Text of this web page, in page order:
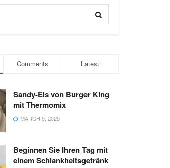
Comments Latest
Sandy-Eis von Burger King
mit Thermomix
MARCH 5, 2025
Beginnen Sie Ihren Tag mit
einem Schlankheitsgetränk